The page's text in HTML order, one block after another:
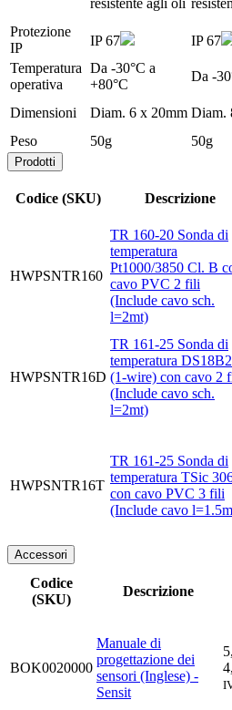
Protezione
IP
IP 67 IP 67
Temperatura
operativa
Da -30°C a
+80°C
Da -
Dimensioni
Diam. 6 x 20mm Diam.
Peso
50g 50g
Prodotti
Codice (SKU) Descrizione
HWPSNTR160
TR 160-20 Sonda di
temperatura
Pt1000/3850 Cl. B
cavo PVC 2 fili
(Include cavo sch.
l=2mt)
HWPSNTR16D
TR 161-25 Sonda di
temperatura
(1-wire) con cavo 2
(Include cavo sch.
l=2mt)
HWPSNTR16T
TR 161-25 Sonda di
temperatura TSic
con cavo PVC 3 fili
(Include cavo
Accessori
Codice
(SKU)
Descrizione
BOK0020000
Manuale di
progettazione dei
sensori (Inglese) -
Sensit